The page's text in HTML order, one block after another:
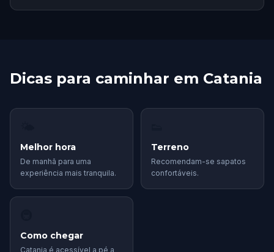
Dicas para caminhar em Catania
Melhor hora
De manhã para uma
experiência mais tranquila.
Terreno
Recomendam-se sapatos
confortáveis.
Como chegar
Catania é acessível a pé a